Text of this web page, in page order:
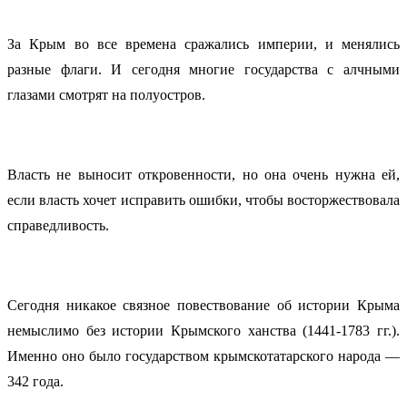
За Крым во все времена сражались империи, и менялись
разные флаги. И сегодня многие государства с алчными
глазами смотрят на полуостров.
Власть не выносит откровенности, но она очень нужна ей,
если власть хочет исправить ошибки, чтобы восторжествовала
справедливость.
Сегодня никакое связное повествование об истории Крыма
немыслимо без истории Крымского ханства (1441-1783 гг.).
Именно оно было государством крымскотатарского народа —
342 года.